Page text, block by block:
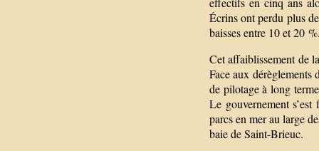
Écrins ont perdu plus
baisses entre 10 et 20
Cet affaiblissement de
Face aux dérèglements
de pilotage à long
Le gouvernement
parcs en mer au large
baie de Saint-Brieuc.